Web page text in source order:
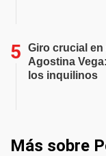
Giro crucial
Agostina
los inquilinos
Más sobre